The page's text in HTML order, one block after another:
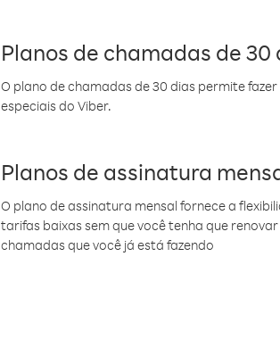
Planos de chamadas de 30
O plano de chamadas de 30 dias permite
especiais do Viber.
Planos de assinatura
O plano de assinatura mensal fornece a
tarifas baixas sem que você tenha que
chamadas que você já está fazendo